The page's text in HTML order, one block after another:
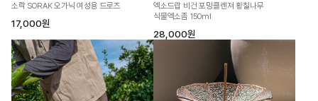
소락 SORAK 오가닉 여성용 드로즈
17,000원
엑소드랍 비건 포밍클렌져 황칠나무
식물엑소좀 150ml
28,000원